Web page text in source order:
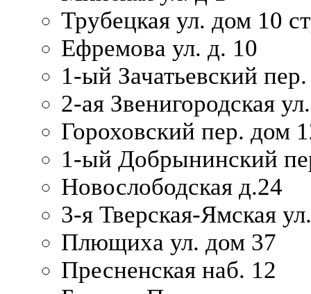
Трубецкая ул. дом 10
Ефремова ул. д. 10
1-ый Зачатьевский
2-ая Звенигородская
Гороховский пер. дом
1-ый Добрынинский
Новослободская д.24
3-я Тверская-Ямская
Плющиха ул. дом 37
Пресненская наб. 12